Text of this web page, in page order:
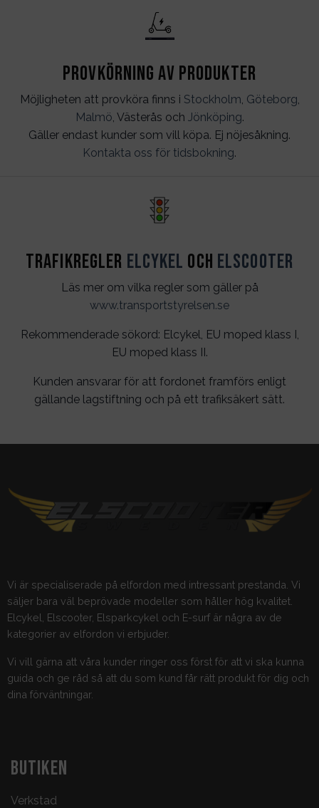
Provkörning av produkter
Möjligheten att provköra finns i Stockholm Göteborg
Malmö , Västerås och Jönköping.
Gäller endast kunder som vill köpa. Ej nöjesåkning.
Kontakta oss för tidsbokning.
Trafikregler Elcykel och Elscooter
Läs mer om vilka regler som gäller på
www.transportstyrelsen.se
Rekommenderade sökord: Elcykel, EU moped klass I,
EU moped klass II.
Kunden ansvarar för att fordonet framförs enligt
gällande lagstiftning och på ett trafiksäkert sätt.
Vi är specialiserade på elfordon med intressant prestanda. Vi
säljer bara väl beprövade modeller som håller hög kvalitet.
Elcykel, Elscooter, Elsparkcykel och E-surf är några av de
kategorier av elfordon vi erbjuder.
Vi vill gärna att våra kunder ringer oss först för att vi ska kunna
guida och ge råd så att du som kund får rätt produkt för dig och
dina förväntningar.
BUTIKEN
Verkstad